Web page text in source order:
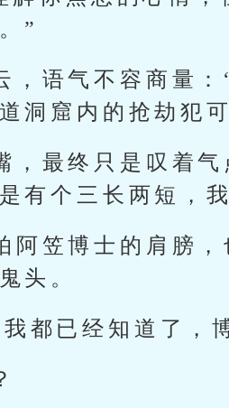
”
，语气不容商量
洞窟内的抢劫犯
，最终只是叹着
有个三长两短，
阿笠博士的肩膀
头。
都已经知道了，